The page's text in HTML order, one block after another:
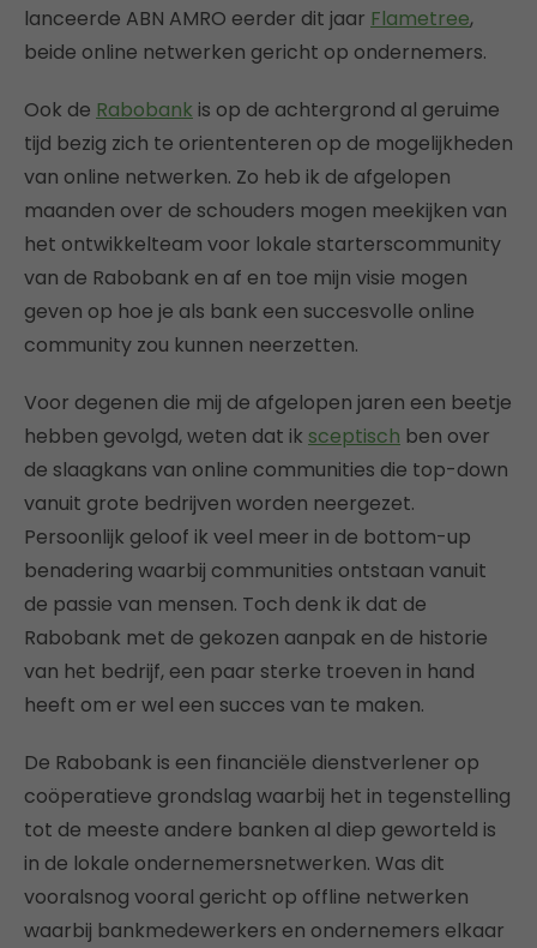
lanceerde ABN AMRO eerder dit jaar Flametree,
beide online netwerken gericht op ondernemers.
Ook de Rabobank is op de achtergrond al geruime
tijd bezig zich te oriententeren op de mogelijkheden
van online netwerken. Zo heb ik de afgelopen
maanden over de schouders mogen meekijken van
het ontwikkelteam voor lokale starterscommunity
van de Rabobank en af en toe mijn visie mogen
geven op hoe je als bank een succesvolle online
community zou kunnen neerzetten.
Voor degenen die mij de afgelopen jaren een beetje
hebben gevolgd, weten dat ik sceptisch ben over
de slaagkans van online communities die top-down
vanuit grote bedrijven worden neergezet.
Persoonlijk geloof ik veel meer in de bottom-up
benadering waarbij communities ontstaan vanuit
de passie van mensen. Toch denk ik dat de
Rabobank met de gekozen aanpak en de historie
van het bedrijf, een paar sterke troeven in hand
heeft om er wel een succes van te maken.
De Rabobank is een financiële dienstverlener op
coöperatieve grondslag waarbij het in tegenstelling
tot de meeste andere banken al diep geworteld is
in de lokale ondernemersnetwerken. Was dit
vooralsnog vooral gericht op offline netwerken
waarbij bankmedewerkers en ondernemers elkaar